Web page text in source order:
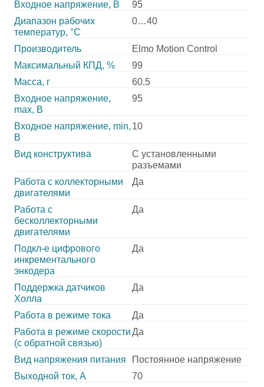
Входное напряжение, В
95
Диапазон рабочих
температур, °С
0…40
Производитель
Elmo Motion Control
Максимальный КПД, %
99
Масса, г
60.5
Входное напряжение,
max, В
95
Входное напряжение, min,
В
10
Вид конструктива
С установленными
разъемами
Работа с коллекторными
двигателями
Да
Работа с
бесколлекторными
двигателями
Да
Подкл-е цифрового
инкрементального
энкодера
Да
Поддержка датчиков
Холла
Да
Работа в режиме тока
Да
Работа в режиме скорости
(с обратной связью)
Да
Вид напряжения питания
Постоянное напряжение
Выходной ток, А
70